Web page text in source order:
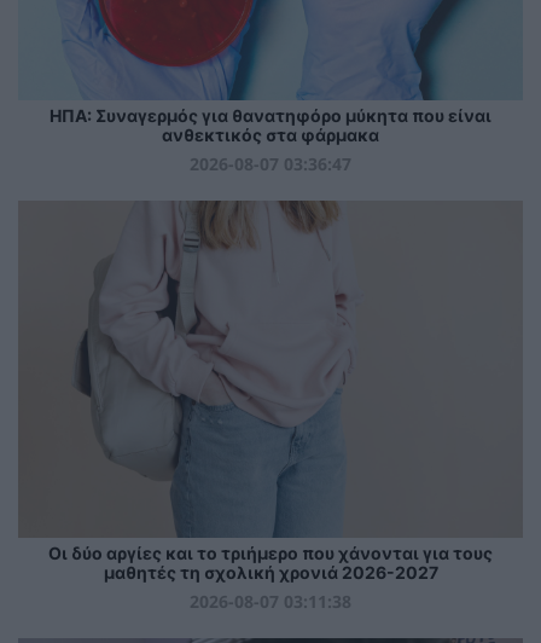
ΗΠΑ: Συναγερμός για θανατηφόρο μύκητα που είναι
ανθεκτικός στα φάρμακα
2026-08-07 03:36:47
Οι δύο αργίες και το τριήμερο που χάνονται για τους
μαθητές τη σχολική χρονιά 2026-2027
2026-08-07 03:11:38